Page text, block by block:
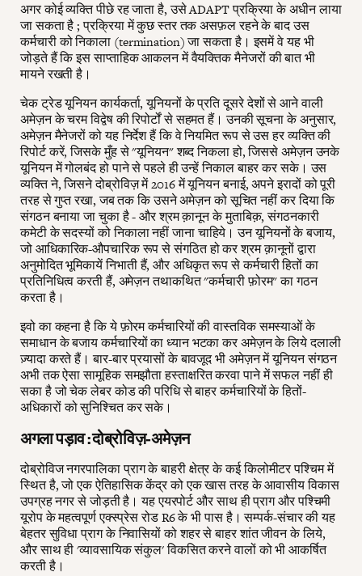
अगर कोई व्यक्ति पीछे रह जाता है, उसे ADAPT प्रक्रिया के अधीन लाया
जा सकता है ; प्रक्रिया में कुछ स्तर तक असफ़ल रहने के बाद उस
कर्मचारी को निकाला (termination) जा सकता है। इसमें वे यह भी
जोड़ते हैं कि इस साप्ताहिक आकलन में वैयक्तिक मैनेजरों की बात भी
मायने रखती है।
चेक ट्रेड यूनियन कार्यकर्ता, यूनियनों के प्रति दूसरे देशों से आने वाली
अमेज़न के चरम विद्वेष की रिपोर्टों से सहमत हैं। उनकी सूचना के अनुसार,
अमेज़न मैनेजरों को यह निर्देश हैं कि वे नियमित रूप से उस हर व्यक्ति की
रिपोर्ट करें, जिसके मुँह से "यूनियन" शब्द निकला हो, जिससे अमेज़न उनके
यूनियन में गोलबंद हो पाने से पहले ही उन्हें निकाल बाहर कर सके। उस
व्यक्ति ने, जिसने दोब्रोविज़ में 2016 में यूनियन बनाई, अपने इरादों को पूरी
तरह से गुप्त रखा, जब तक कि उसने अमेज़न को सूचित नहीं कर दिया कि
संगठन बनाया जा चुका है - और श्रम क़ानून के मुताबिक़, संगठनकारी
कमेटी के सदस्यों को निकाला नहीं जाना चाहिये। उन यूनियनों के बजाय,
जो आधिकारिक-औपचारिक रूप से संगठित हो कर श्रम क़ानूनों द्वारा
अनुमोदित भूमिकायें निभाती हैं, और अधिकृत रूप से कर्मचारी हितों का
प्रतिनिधित्व करती हैं, अमेज़न तथाकथित "कर्मचारी फ़ोरम" का गठन
करता है।
इवो का कहना है कि ये फ़ोरम कर्मचारियों की वास्तविक समस्याओं के
समाधान के बजाय कर्मचारियों का ध्यान भटका कर अमेज़न के लिये दलाली
ज़्यादा करते हैं। बार-बार प्रयासों के बावजूद भी अमेज़न में यूनियन संगठन
अभी तक ऐसा सामूहिक समझौता हस्ताक्षरित करवा पाने में सफल नहीं ही
सका है जो चेक लेबर कोड की परिधि से बाहर कर्मचारियों के हितों-
अधिकारों को सुनिश्चित कर सके।
अगला पड़ाव : दोब्रोविज़-अमेज़न
दोब्रोविज नगरपालिका प्राग के बाहरी क्षेत्र के कई किलोमीटर पश्चिम में
स्थित है, जो एक ऐतिहासिक केंद्र को एक खास तरह के आवासीय विकास
उपग्रह नगर से जोड़ती है। यह एयरपोर्ट और साथ ही प्राग और पश्चिमी
यूरोप के महत्वपूर्ण एक्स्प्रेस रोड R6 के भी पास है। सम्पर्क-संचार की यह
बेहतर सुविधा प्राग के निवासियों को शहर से बाहर शांत जीवन के लिये,
और साथ ही 'व्यावसायिक संकुल' विकसित करने वालों को भी आकर्षित
करती है।